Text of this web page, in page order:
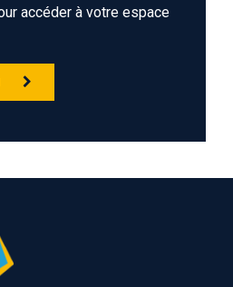
accéder à votre espace